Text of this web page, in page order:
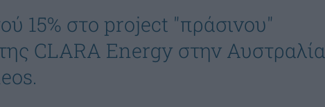
15% στο project "πράσινου"
CLARA Energy στην Αυστραλία